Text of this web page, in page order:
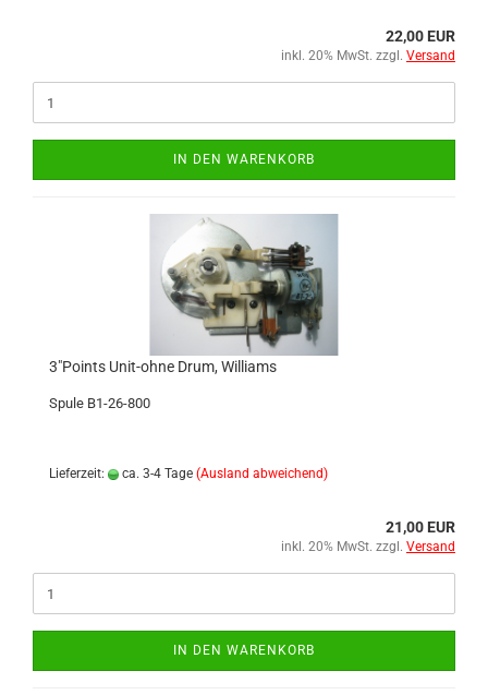
22,00 EUR
inkl. 20% MwSt. zzgl. Versand
IN DEN WARENKORB
3"Points Unit-ohne Drum, Williams
Spule B1-26-800
Lieferzeit: ca. 3-4 Tage (Ausland abweichend)
21,00 EUR
inkl. 20% MwSt. zzgl. Versand
IN DEN WARENKORB